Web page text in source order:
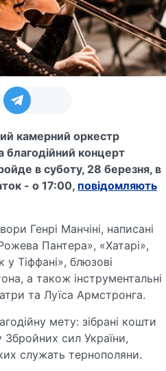
камерний оркестр
благодійний концерт
в суботу, 28 березня, в
- о 17:00, повідомляють
Генрі Манчіні, написані
Пантера», «Хатарі»,
у Тіффані», блюзові
а також інструментальні
та Луїса Армстронга.
мету: зібрані кошти
сил України,
служать тернополяни.